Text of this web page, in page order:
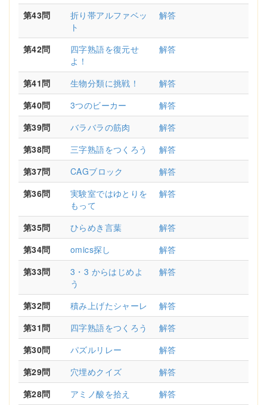
第43問
折り帯アルファベッ
ト
解答
第42問
四字熟語を復元せ
よ！
解答
第41問 生物分類に挑戦！
解答
第40問
3つのビーカー
解答
第39問
バラバラの筋肉
解答
第38問
三字熟語をつくろう
解答
第37問
CAGブロック
解答
第36問
実験室ではゆとりを
もって
解答
第35問 ひらめき言葉
解答
第34問
omics探し
解答
第33問
3・3 からはじめよ
う
解答
第32問 積み上げたシャーレ
解答
第31問
四字熟語をつくろう
解答
第30問
パズルリレー
解答
第29問
穴埋めクイズ
解答
第28問
アミノ酸を拾え
解答